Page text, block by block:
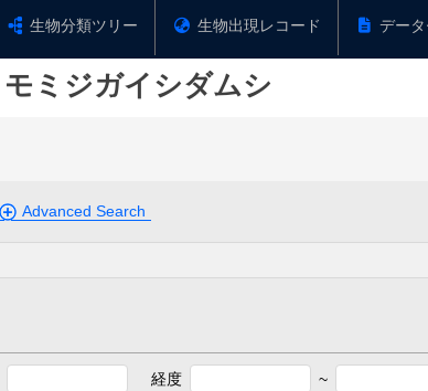
生物分類ツリー 生物出現レコード デー
モミジガイシダムシ
Advanced Search
経度 ~